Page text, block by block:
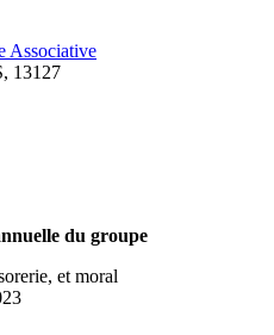
Associative
13127
du groupe
et moral